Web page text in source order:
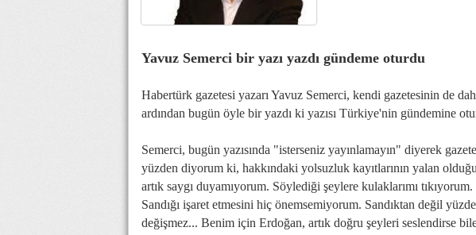
Yavuz Semerci bir yazı yazdı gündeme oturdu
Habertürk gazetesi yazarı Yavuz Semerci, kendi gazetesinin de
ardından bugün öyle bir yazdı ki yazısı Türkiye'nin gündemine
Semerci, bugün yazısında "isterseniz yayınlamayın" diyerek
yüzden diyorum ki, hakkındaki yolsuzluk kayıtlarının yalan
artık saygı duyamıyorum. Söylediği şeylere kulaklarımı
Sandığı işaret etmesini hiç önemsemiyorum. Sandıktan değil
değişmez... Benim için Erdoğan, artık doğru şeyleri seslendirse